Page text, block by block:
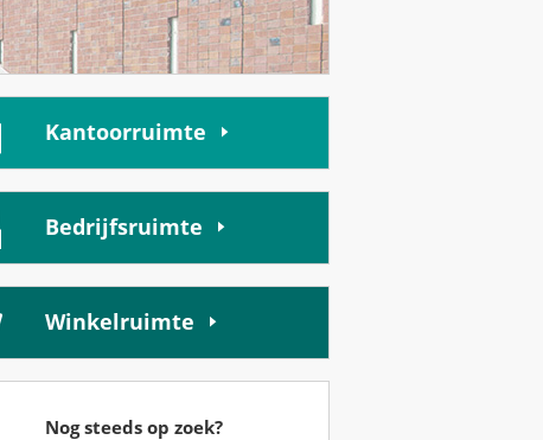
Kantoorruimte
Bedrijfsruimte
Winkelruimte
Nog steeds op zoek?